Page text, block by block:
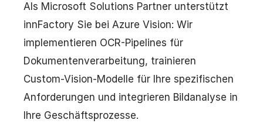
Als Microsoft Solutions Partner unterstützt
innFactory Sie bei Azure Vision: Wir
implementieren OCR-Pipelines für
Dokumentenverarbeitung, trainieren
Custom-Vision-Modelle für Ihre spezifischen
Anforderungen und integrieren Bildanalyse in
Ihre Geschäftsprozesse.